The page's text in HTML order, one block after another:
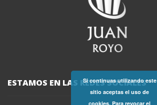
ESTAMOS EN LAS REDES SOCIALES
Si continuas utilizando este
sitio aceptas el uso de
cookies. Para revocar el